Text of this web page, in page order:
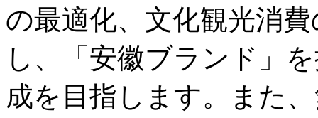
の最適化、文化観光消
し、「安徽ブランド」
成を目指します。また